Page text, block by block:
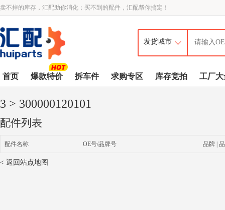
卖不掉的库存，汇配助你消化；买不到的配件，汇配帮你搞定！
首页 爆款特价 拆车件 求购专区 库存竞拍 工厂大
3 > 300000120101
配件列表
配件名称 OE号/品牌号 品牌 |
< 返回站点地图